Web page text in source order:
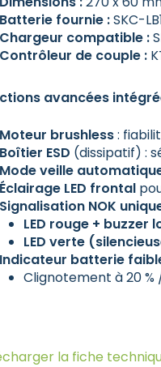
Batterie fournie :SKC-
Chargeur compatible :
Contrôleur de couple :
avancées
Moteur brushless:
Boîtier ESD (dissipatif) :
Mode veille
Éclairage LED frontal
Signalisation NOK
LED rouge + buzzer
LED verte
Indicateur batterie
Clignotement à 20 %
la fiche